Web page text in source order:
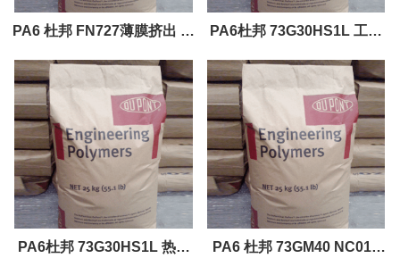
PA6 杜邦 FN727薄膜挤出 薄
膜挤出 吹塑成型 挤出 片材挤
出成型 涂层 型材挤出成型 注
射成型
PA6杜邦 73G30HS1L 工程
塑料原料
PA6杜邦 73G30HS1L 热稳 PA6 杜邦 73GM40 NC010